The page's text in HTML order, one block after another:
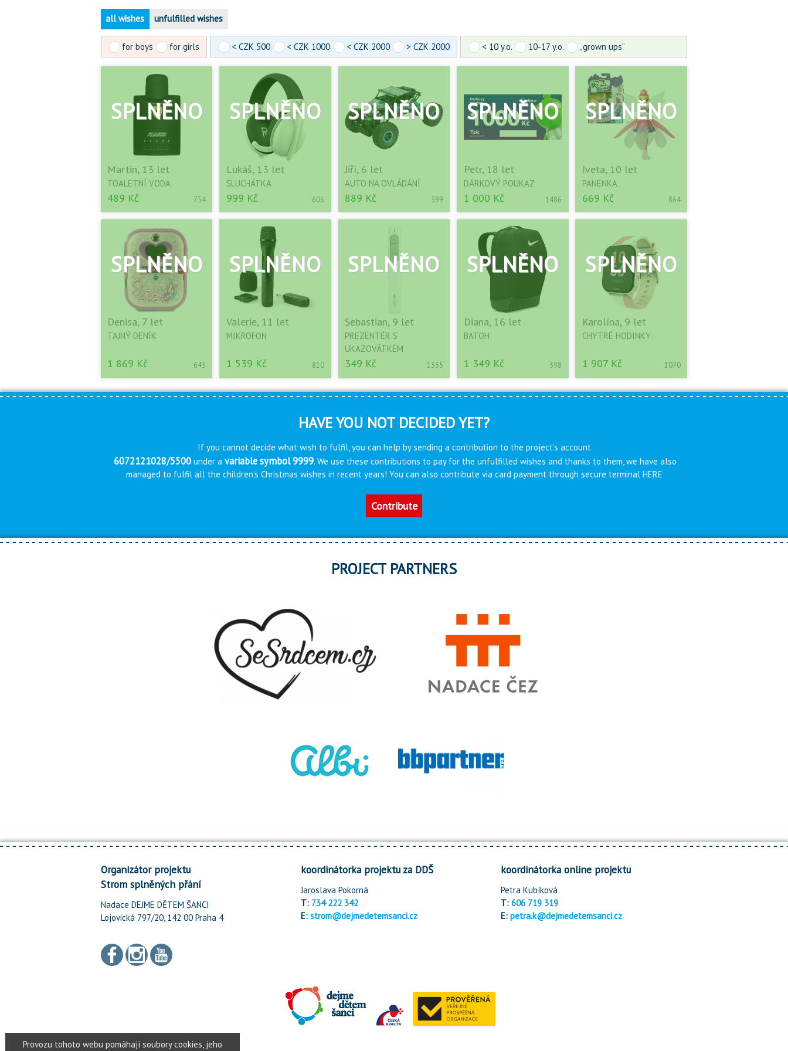
all wishes unfulfilled wishes
for boys for girls < CZK 500 < CZK 1000 < CZK 2000 > CZK 2000 < 10 y.o. 10-17 y.o. „grown ups“
Martin, 13 let
TOALETNÍ VODA
489 Kč 734
Lukáš, 13 let
SLUCHÁTKA
999 Kč 606
Jiří, 6 let
AUTO NA OVLÁDÁNÍ
889 Kč 399
Petr, 18 let
DÁRKOVÝ POUKAZ
1 000 Kč 1486
Iveta, 10 let
PANENKA
669 Kč 864
Denisa, 7 let
TAJNÝ DENÍK
1 869 Kč 645
Valerie, 11 let
MIKROFON
1 539 Kč 810
Sebastian, 9 let
PREZENTÉR S
UKAZOVÁTKEM
349 Kč 1335
Diana, 16 let
BATOH
1 349 Kč 398
Karolína, 9 let
CHYTRÉ HODINKY
1 907 Kč 1070
HAVE YOU NOT DECIDED YET?
If you cannot decide what wish to fulfil, you can help by sending a contribution to the project’s account
6072121028/5500 under a variable symbol 9999. We use these contributions to pay for the unfulfilled wishes and thanks to them, we have also
managed to fulfil all the children’s Christmas wishes in recent years! You can also contribute via card payment through secure terminal HERE
Contribute
PROJECT PARTNERS
Organizátor projektu
Strom splněných přání
Nadace DEJME DĚTEM ŠANCI
Lojovická 797/20, 142 00 Praha 4
koordinátorka projektu za DDŠ
Jaroslava Pokorná
T: 734 222 342
E: strom@dejmedetemsanci.cz
koordinátorka online projektu
Petra Kubíková
T:606 719 319
E:petra.k@dejmedetemsanci.cz